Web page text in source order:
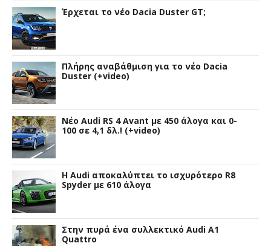
Έρχεται το νέο Dacia Duster GT;
Πλήρης αναβάθμιση για το νέο Dacia
Duster (+video)
Νέο Audi RS 4 Avant με 450 άλογα και 0-
100 σε 4,1 δλ.! (+video)
Η Audi αποκαλύπτει το ισχυρότερο R8
Spyder με 610 άλογα
Στην πυρά ένα συλλεκτικό Audi A1
Quattro